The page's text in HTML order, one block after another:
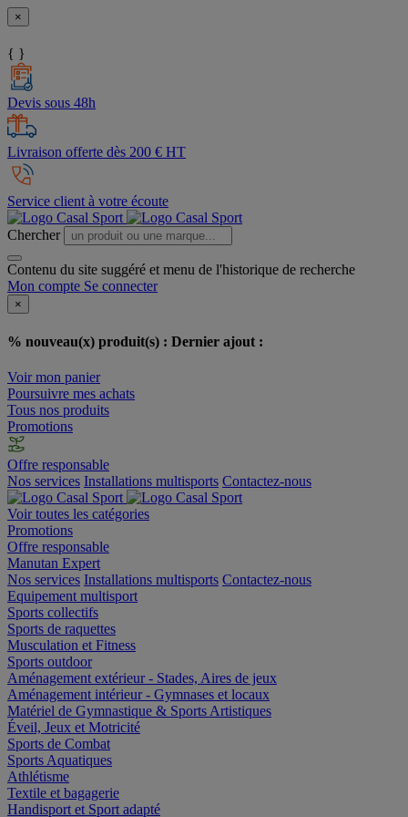
×
{ }
Devis sous 48h
Livraison offerte dès 200 € HT
Service client à votre écoute
Chercher
Contenu du site suggéré et menu de l'historique de recherche
Mon compte Se connecter
×
% nouveau(x) produit(s) : Dernier ajout :
Voir mon panier
Poursuivre mes achats
Tous nos produits
Promotions
Offre responsable
Nos services Installations multisports Contactez-nous
Voir toutes les catégories
Promotions
Offre responsable
Manutan Expert
Nos services Installations multisports Contactez-nous
Equipement multisport
Sports collectifs
Sports de raquettes
Musculation et Fitness
Sports outdoor
Aménagement extérieur - Stades, Aires de jeux
Aménagement intérieur - Gymnases et locaux
Matériel de Gymnastique & Sports Artistiques
Éveil, Jeux et Motricité
Sports de Combat
Sports Aquatiques
Athlétisme
Textile et bagagerie
Handisport et Sport adapté